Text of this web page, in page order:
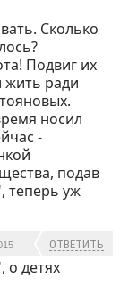
Сколько
Подвиг их
жить ради
носил
-
подав
теперь уж
ОТВЕТИТЬ
о детях